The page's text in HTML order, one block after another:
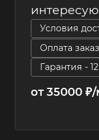
Условия
Оплата
Гарантия -
от 35000 ₽/